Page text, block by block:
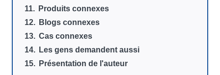
Produits connexes
Blogs connexes
Cas connexes
Les gens demandent aussi
Présentation de l'auteur